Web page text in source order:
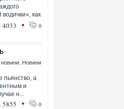
как
4033 • 0
новини Новини
пьянство, а
и
н...
5855 • 0